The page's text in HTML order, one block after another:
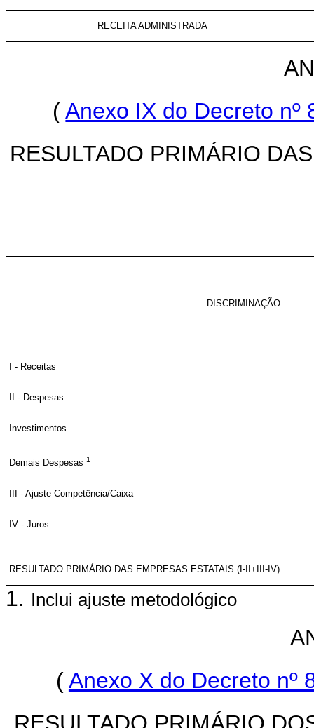
RECEITA ADMINISTRADA
(Anexo IX do Decreto
RESULTADO PRIMÁRIO
DISCRIMINAÇÃO
I - Receitas
II - Despesas
Investimentos
Demais Despesas 1
III - Ajuste Competência/Caixa
IV - Juros
RESULTADO PRIMÁRIO DAS EMPRESAS ESTATAIS (I-II+III-IV)
1. Inclui ajuste metodológico
(Anexo X do Decreto nº
RESULTADO PRIMÁRIO